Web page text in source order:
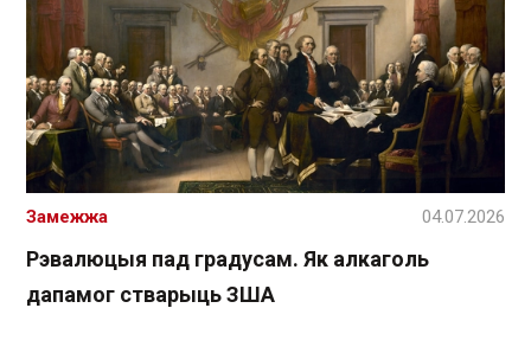
Рэвалюцыя пад градусам. Як алкаголь
дапамог стварыць ЗША
Замежжа 04.07.2026